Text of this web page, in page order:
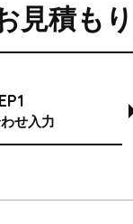
見積もり
せ入力